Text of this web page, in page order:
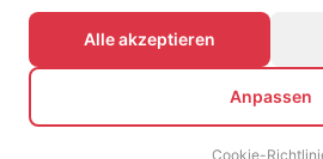
© Alle Rechte vorbehalten
Alle akzeptieren
Anpassen
Cookie-